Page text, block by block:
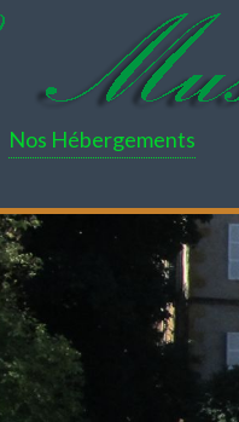
Nos Hébergements